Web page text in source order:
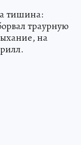
тишина:
траурную
на